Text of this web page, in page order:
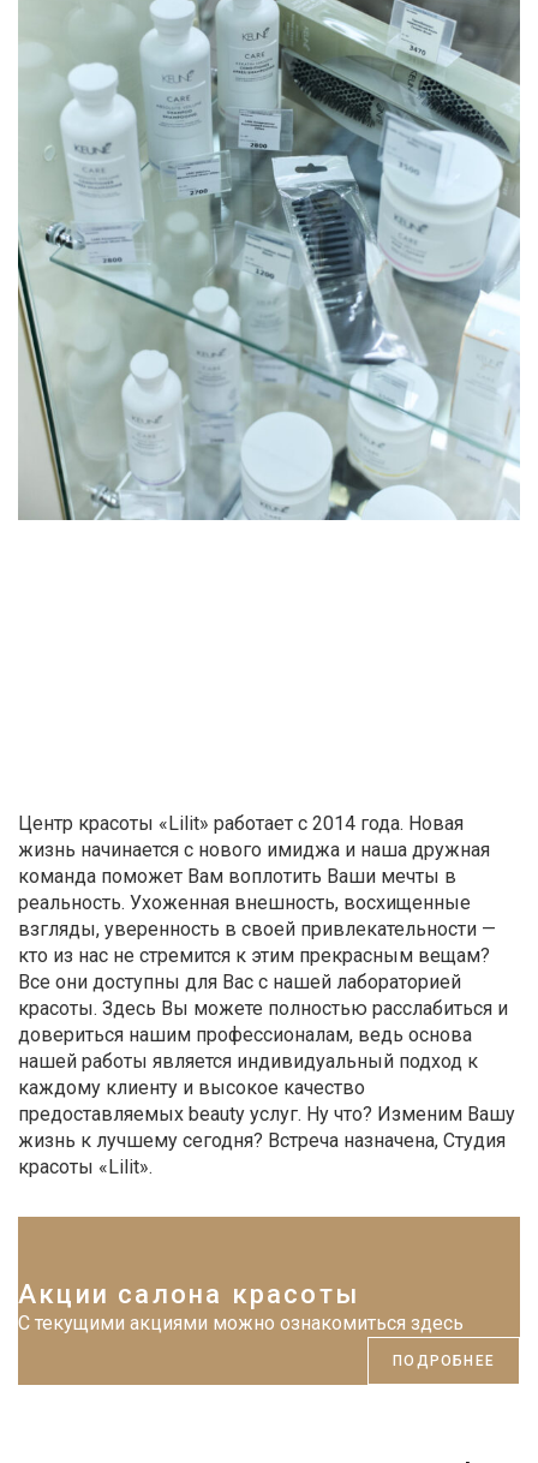
Центр красоты «Lilit» работает с 2014 года. Новая
жизнь начинается с нового имиджа и наша дружная
команда поможет Вам воплотить Ваши мечты в
реальность. Ухоженная внешность, восхищенные
взгляды, уверенность в своей привлекательности —
кто из нас не стремится к этим прекрасным вещам?
Все они доступны для Вас с нашей лабораторией
красоты. Здесь Вы можете полностью расслабиться и
довериться нашим профессионалам, ведь основа
нашей работы является индивидуальный подход к
каждому клиенту и высокое качество
предоставляемых beauty услуг. Ну что? Изменим Вашу
жизнь к лучшему сегодня? Встреча назначена, Студия
красоты «Lilit».
Акции салона красоты
С текущими акциями можно ознакомиться здесь
ПОДРОБНЕЕ